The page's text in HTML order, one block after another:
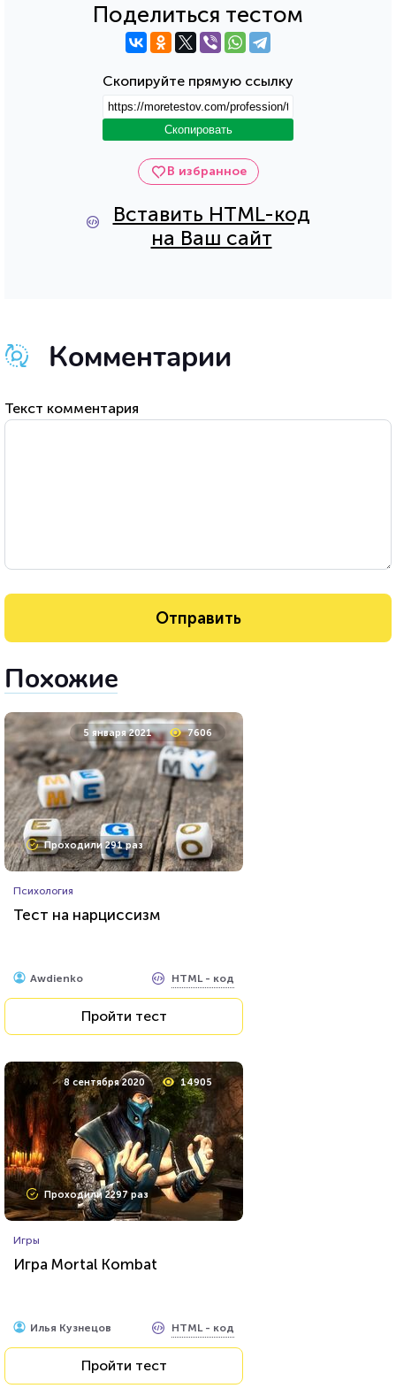
В избранное
Вставить HTML-код
на Ваш сайт
Поделиться тестом
Скопируйте прямую ссылку
Скопировать
Комментарии
Текст комментария
Похожие
5 января 2021 7606
Проходили 291 раз
Психология
Тест на нарциссизм
Awdienko HTML - код
Пройти тест
8 сентября 2020 14905
Проходили 2297 раз
Игры
Игра Mortal Kombat
Илья Кузнецов HTML - код
Пройти тест